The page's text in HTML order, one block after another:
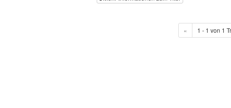
« 1 - 1 von 1